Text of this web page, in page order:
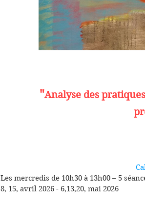
"Analyse des
Les mercredis de 10h30 à 13h00 – 5
8, 15, avril 2026 - 6,13,20, mai 2026